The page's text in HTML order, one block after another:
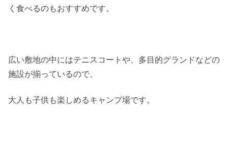
く食べるのもおすすめです。
広い敷地の中にはテニスコートや、多目的グランドなどの
施設が揃っているので、
大人も子供も楽しめるキャンプ場です。